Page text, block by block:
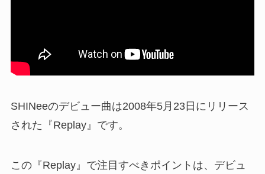
SHINeeのデビュー曲は2008年5月23日にリリース
された『Replay』です。
この『Replay』で注目すべきポイントは、デビュ